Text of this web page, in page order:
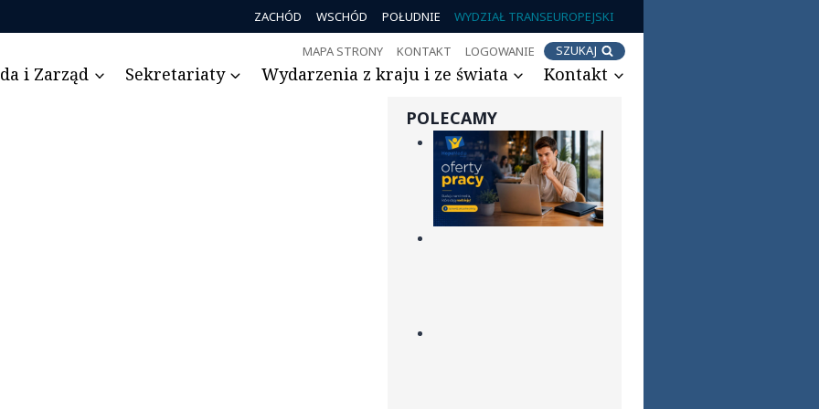
ZACHÓD WSCHÓD POŁUDNIE WYDZIAŁ TRANSEUROPEJSKI
MAPA STRONY KONTAKT LOGOWANIE SZUKAJ
i Zarząd Sekretariaty Wydarzenia z kraju i ze świata Kontakt
POLECAMY